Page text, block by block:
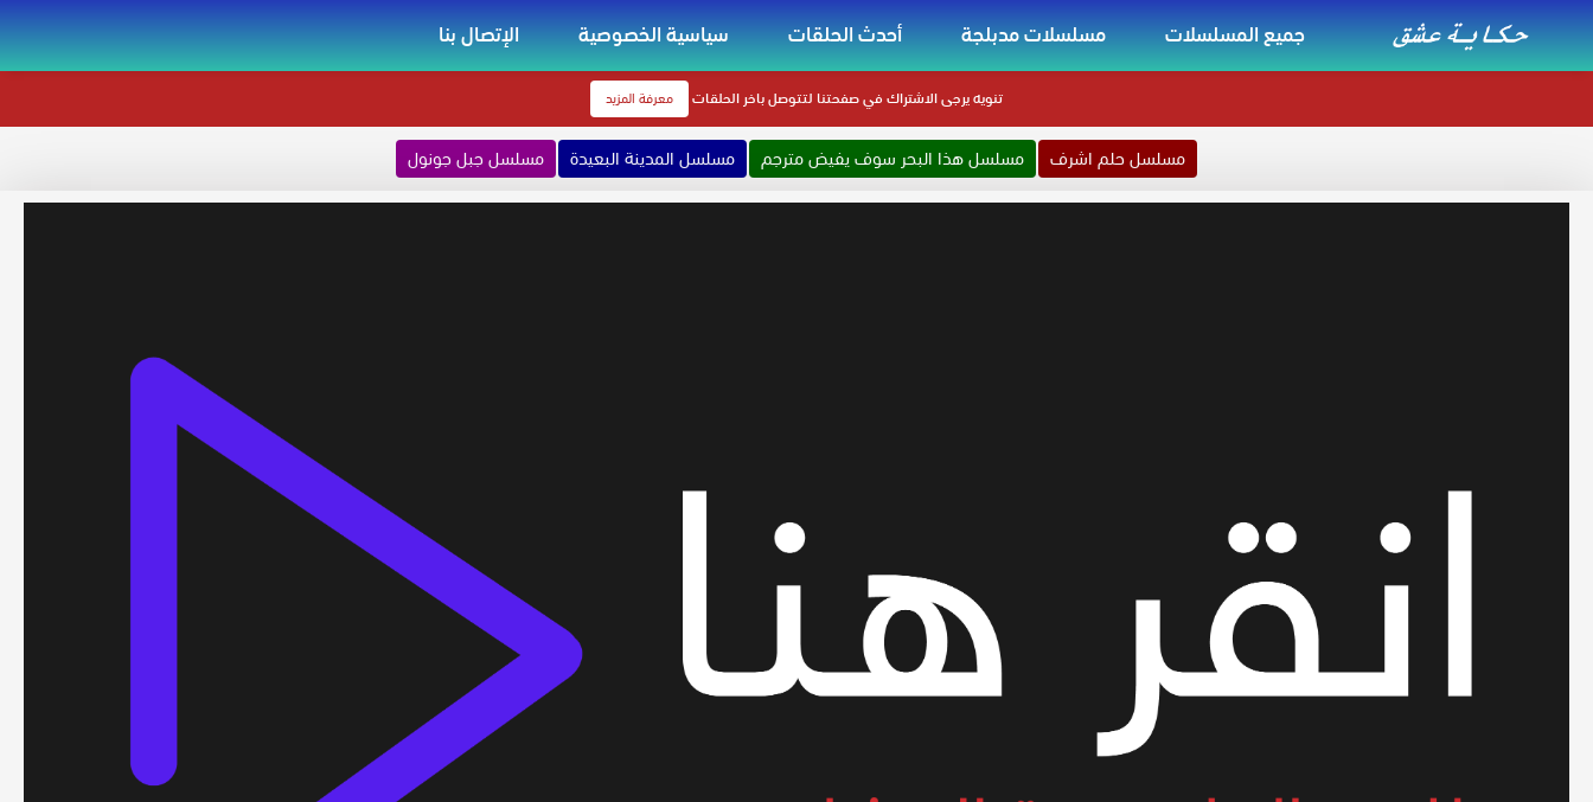
جميع المسلسلات مسلسلات مدبلجة أحدث الحلقات سياسية الخصوصية الإتصال بنا
تنويهيرجى الاشتراك في صفحتنا لتتوصل باخر الحلقات معرفة المزيد
مسلسل حلم اشرف مسلسل هذا البحر سوف يفيض مترجم مسلسل المدينة البعيدة مسلسل جبل جونول